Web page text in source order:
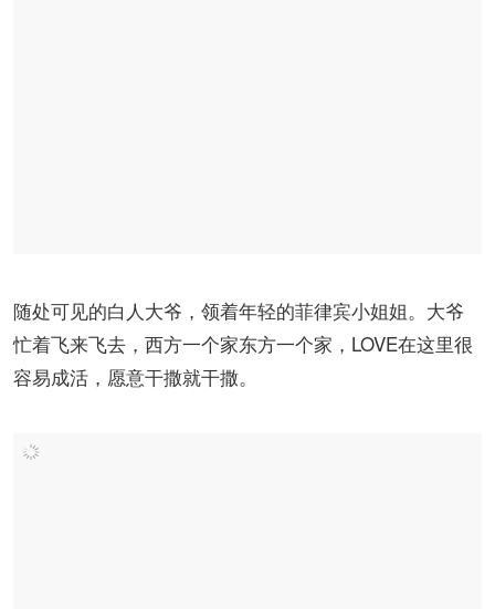
随处可见的白人大爷，领着年轻的菲律宾小姐姐。大爷
忙着飞来飞去，西方一个家东方一个家，LOVE在这里很
容易成活，愿意干撒就干撒。